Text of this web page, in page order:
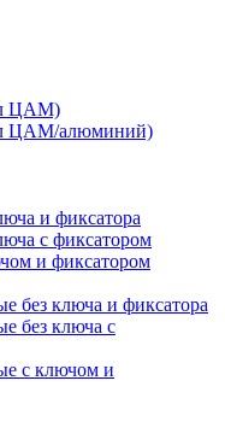
ЦАМ)
ЦАМ/алюминий)
и фиксатора
с фиксатором
и фиксатором
без ключа и фиксатора
без ключа с
с ключом и